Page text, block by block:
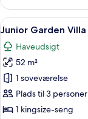
Access
Room
Indlæs
alle
billeder
af
Junior
Garden
Villa
21
Junior Garden Villa
Haveudsigt
52 m²
1 soveværelse
Plads til 3 personer
1 kingsize-seng